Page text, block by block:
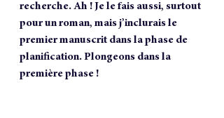
recherche. Ah ! Je le fais aussi, surtout
pour un roman, mais j’inclurais le
premier manuscrit dans la phase de
planification. Plongeons dans la
première phase !